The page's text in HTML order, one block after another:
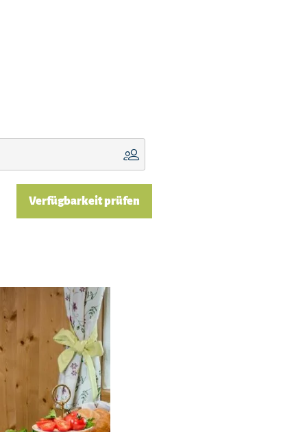
Verfügbarkeit prüfen